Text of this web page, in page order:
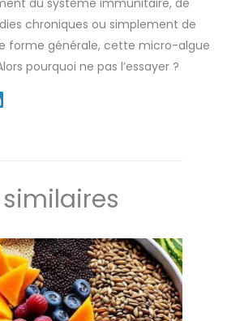
convient à toute la famille, dès
alimentaire Spiruline Bio peut
être pris toute l'année, pour
couvrir différents besoins :
fatigue, besoin d'énergie,
baisse de l'immunité,
complément alimentaire
Spiruline Bio est fabriqué en
France, dans le respect des
chroniques ou simplement de
forme générale, cette micro-algue
pourquoi ne pas l’essayer ?